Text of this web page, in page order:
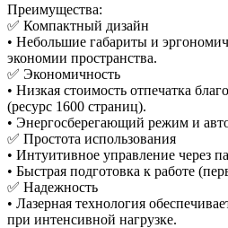
Преимущества:
✅ Компактный дизайн
• Небольшие габариты и
экономии пространства.
✅ Экономичность
• Низкая стоимость отпечатка
(ресурс 1600 страниц).
• Энергосберегающий режим и
✅ Простота использования
• Интуитивное управление через
• Быстрая подготовка к работе
✅ Надежность
• Лазерная технология
при интенсивной нагрузке.